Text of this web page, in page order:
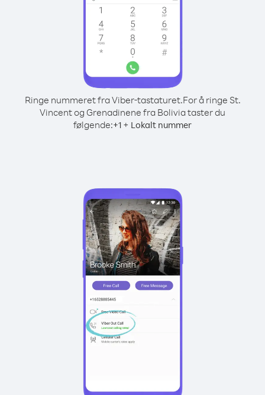
Ringe nummeret fra Viber-tastaturet.For å ringe St.
Vincent og Grenadinene fra Bolivia taster du
følgende:+1 + Lokalt nummer